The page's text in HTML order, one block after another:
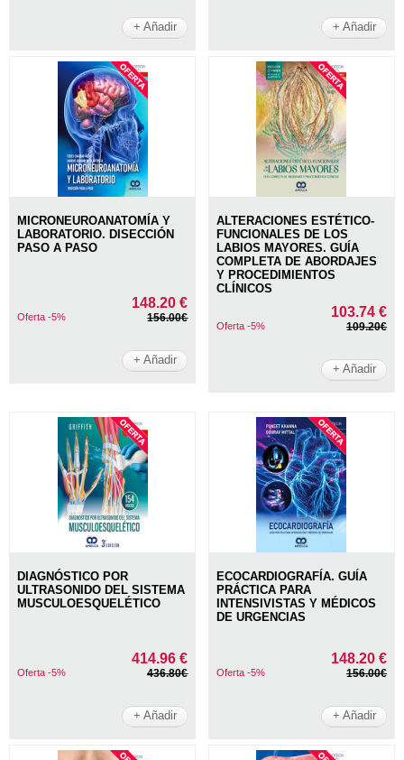
+ Añadir + Añadir
MICRONEUROANATOMÍA Y
LABORATORIO. DISECCIÓN
PASO A PASO
148.20 €
Oferta -5% 156.00€
+ Añadir
ALTERACIONES ESTÉTICO-
FUNCIONALES DE LOS
LABIOS MAYORES. GUÍA
COMPLETA DE ABORDAJES
Y PROCEDIMIENTOS
CLÍNICOS
103.74 €
Oferta -5% 109.20€
+ Añadir
DIAGNÓSTICO POR
ULTRASONIDO DEL SISTEMA
MUSCULOESQUELÉTICO
414.96 €
Oferta -5% 436.80€
+ Añadir
ECOCARDIOGRAFÍA. GUÍA
PRÁCTICA PARA
INTENSIVISTAS Y MÉDICOS
DE URGENCIAS
148.20 €
Oferta -5% 156.00€
+ Añadir